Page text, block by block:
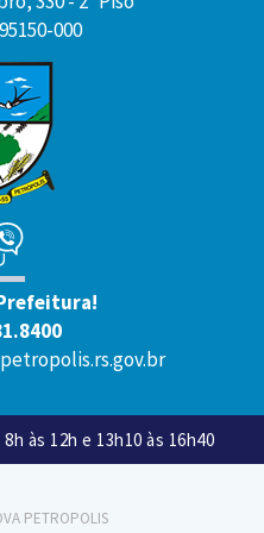
000
8h às 12h e 13h10 às 16h40
PETROPOLIS